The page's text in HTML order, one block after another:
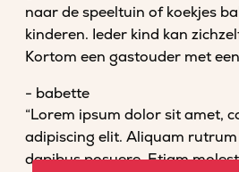
naar de speeltuin of koekjes
kinderen. Ieder kind kan
Kortom een gastouder met
- babette
“Lorem ipsum dolor sit amet,
adipiscing elit. Aliquam
dapibus posuere. Etiam